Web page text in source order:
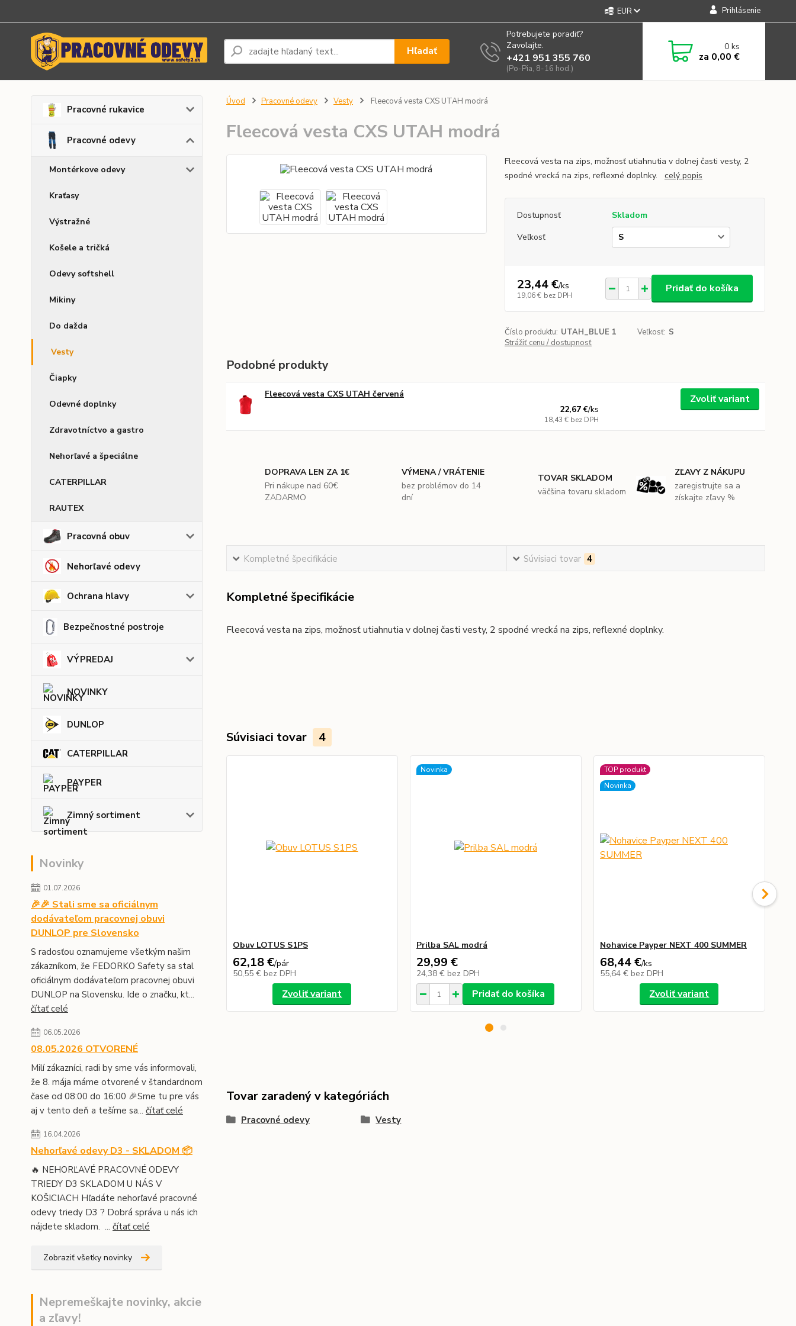
EUR Prihlásenie
Hľadať
Potrebujete poradiť?
Zavolajte.
+421 951 355 760
(Po-Pia, 8-16 hod.)
0ks
za 0,00 €
Pracovné rukavice
Pracovné odevy
Montérkove odevy
Kraťasy
Výstražné
Košele a tričká
Odevy softshell
Mikiny
Do dažda
Vesty
Čiapky
Odevné doplnky
Zdravotníctvo a gastro
Nehorľavé a špeciálne
CATERPILLAR
RAUTEX
Pracovná obuv
Nehorľavé odevy
Ochrana hlavy
Bezpečnostné postroje
VÝPREDAJ
NOVINKY
DUNLOP
CATERPILLAR
PAYPER
Zimný sortiment
Novinky
01.07.2026
🎉🎉 Stali sme sa oficiálnym
dodávateľom pracovnej obuvi
DUNLOP pre Slovensko
S radosťou oznamujeme všetkým našim
zákazníkom, že FEDORKO Safety sa stal
oficiálnym dodávateľom pracovnej obuvi
DUNLOP na Slovensku. Ide o značku, kt...
čítať celé
06.05.2026
08.05.2026 OTVORENÉ
Milí zákazníci, radi by sme vás informovali,
že 8. mája máme otvorené v štandardnom
čase od 08:00 do 16:00 🎉Sme tu pre vás
aj v tento deň a tešíme sa... čítať celé
16.04.2026
Nehorľavé odevy D3 - SKLADOM 📦
🔥 NEHORĽAVÉ PRACOVNÉ ODEVY
TRIEDY D3 SKLADOM U NÁS V
KOŠICIACH Hľadáte nehorľavé pracovné
odevy triedy D3 ? Dobrá správa u nás ich
nájdete skladom. ... čítať celé
Zobraziť všetky novinky
Nepremeškajte novinky, akcie
a zľavy!
Úvod Pracovné odevy Vesty Fleecová vesta CXS UTAH modrá
Fleecová vesta CXS UTAH modrá
Fleecová vesta na zips, možnosť utiahnutia v dolnej časti vesty, 2
spodné vrecká na zips, reflexné doplnky. celý popis
Dostupnosť
Skladom
Veľkosť
23,44 €/ks
19,06 € bez DPH
Pridať do košíka
Číslo produktu: UTAH_BLUE 1 Veľkosť: S
Strážiť cenu / dostupnosť
Podobné produkty
Fleecová vesta CXS UTAH červená
22,67 €/ks
18,43 € bez DPH
Zvoliť variant
DOPRAVA LEN ZA 1€
Pri nákupe nad 60€
ZADARMO
VÝMENA / VRÁTENIE
bez problémov do 14
dní
TOVAR SKLADOM
väčšina tovaru skladom
ZĽAVY Z NÁKUPU
zaregistrujte sa a
získajte zľavy %
Kompletné špecifikácie Súvisiaci tovar 4
Kompletné špecifikácie
Fleecová vesta na zips, možnosť utiahnutia v dolnej časti vesty, 2 spodné vrecká na zips, reflexné doplnky.
Súvisiaci tovar 4
Obuv LOTUS S1PS
62,18 €/pár
50,55 € bez DPH
Zvoliť variant
Novinka
Prilba SAL modrá
29,99 €
24,38 € bez DPH
Pridať do košíka
TOP produkt
Novinka
Nohavice Payper NEXT 400 SUMMER
68,44 €/ks
55,64 € bez DPH
Zvoliť variant
Tovar zaradený v kategóriách
Pracovné odevy Vesty